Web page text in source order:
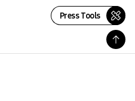
Press Tools